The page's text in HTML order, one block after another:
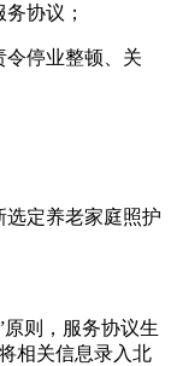
协议；
令停业整顿、关
选定养老家庭照护
则，服务协议生
相关信息录入北